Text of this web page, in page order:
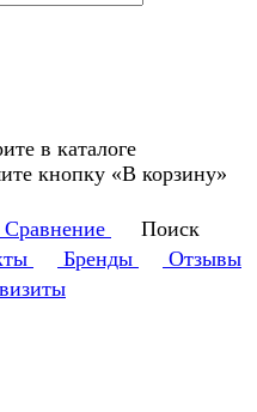
в каталоге
кнопку «В корзину»
Сравнение
Поиск
Бренды
Отзывы